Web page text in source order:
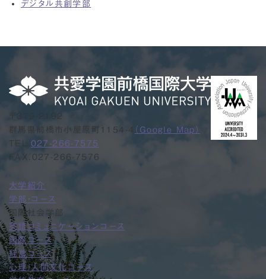
デジタル共創学部
〒379-2192
群馬県前橋市小屋原町1154-4
（Google Map）
TEL. 027-266-7575
FAX.027-266-7576
大学紹介
学部・コース
国際社会学部
英語コミュニケーションコース
国際コース
経営コース
心理・人間文化コース